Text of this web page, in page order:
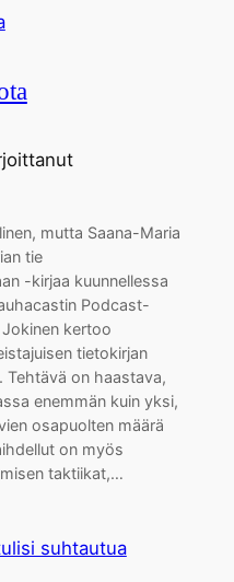
mutta Saana-Maria
tie
-kirjaa kuunnellessa
Podcast-
kertoo
tietokirjan
Tehtävä on haastava,
enemmän kuin yksi,
osapuolten määrä
on myös
taktiikat,…